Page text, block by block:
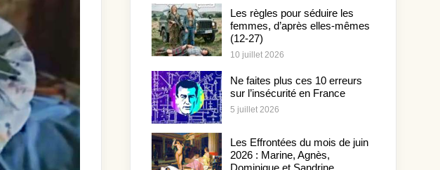
Les règles pour séduire les
femmes, d’après elles-mêmes
(12-27)
10 juillet 2026
Ne faites plus ces 10 erreurs
sur l’insécurité en France
5 juillet 2026
Les Effrontées du mois de juin
2026 : Marine, Agnès,
Dominique et Sandrine